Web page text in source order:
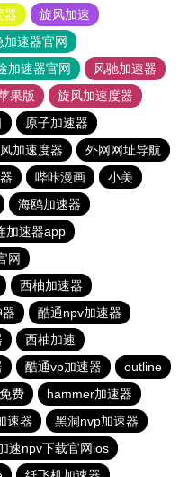
器
旋风加速
加速器官网
加速器官网
风驰加速器
果版
旋风加速度器
原子加速器
加速度器
外网网址导航
哔咔漫画
小美
海鸥加速器
加速器app
网
西柚加速器
酷通npv加速器
西柚加速
酷通vp加速器
outline
费
hammer加速器
速器
黑洞nvp加速器
速npv下载官网ios